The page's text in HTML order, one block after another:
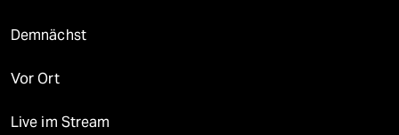
Demnächst
Vor Ort
Live im Stream